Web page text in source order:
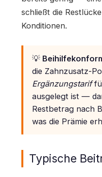
schließt die
Konditionen.
💡
die Zahnzusatz-
Ergänzungstarif
ausgelegt ist —
Restbetrag nach
was die Prämie
Typische